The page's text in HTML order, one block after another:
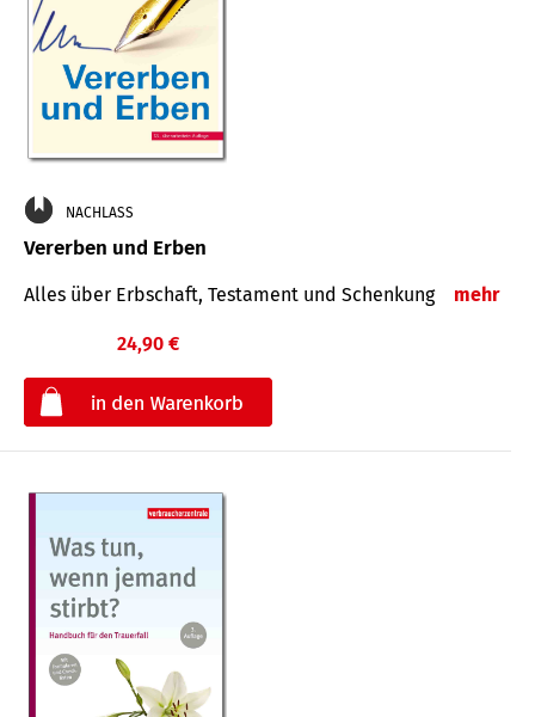
NACHLASS
Vererben und Erben
Alles über Erbschaft, Testament und Schenkung mehr
24,90 €